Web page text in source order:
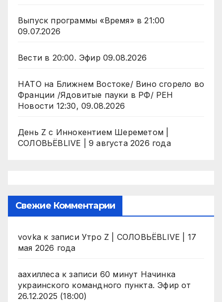
Выпуск программы «Время» в 21:00
09.07.2026
Вести в 20:00. Эфир 09.08.2026
НАТО на Ближнем Востоке/ Вино сгорело во
Франции /Ядовитые пауки в РФ/ РЕН
Новости 12:30, 09.08.2026
День Z с Иннокентием Шереметом |
СОЛОВЬЁВLIVE | 9 августа 2026 года
Свежие Комментарии
vovka к записи Утро Z | СОЛОВЬЁВLIVE | 17
мая 2026 года
аахиллесак записи 60 минут Начинка
украинского командного пункта. Эфир от
26.12.2025 (18:00)